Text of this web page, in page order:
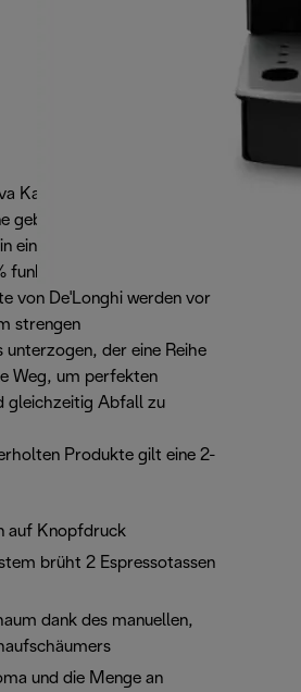
Kaffeemaschine?
gebrauchte
einen neuwertigen Zustand
funktionstüchtig ist. Die
von De'Longhi werden vor
strengen
der eine Reihe
Weg, um perfekten
gleichzeitig Abfall zu
Produkte gilt eine 2-
auf Knopfdruck
brüht 2 Espressotassen
dank des manuellen,
und die Menge an